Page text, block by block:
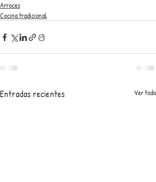
Arroces
Cocina tradicional
Entradas recientes Ver todo